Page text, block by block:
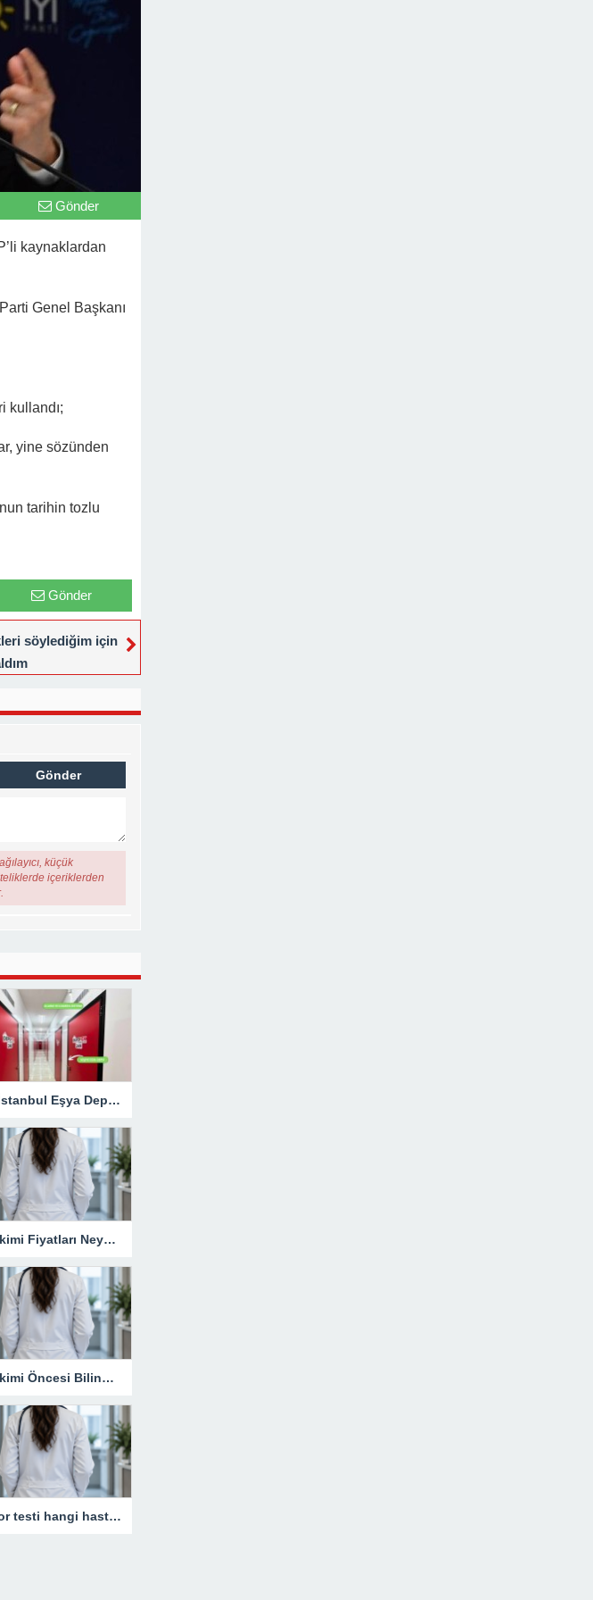
Gönder
kaynaklardan
Genel Başkanı
kullandı;
yine sözünden
tarihin tozlu
Gönder
söylediğim için
küçük
içeriklerden
2026 İstanbul Eşya Depolama Fiyatları: Güncel Ücret Rehberi
Saç Ekimi Fiyatları Neye Göre Değişir?
Saç Ekimi Öncesi Bilinmesi Gerekenler
Antikor testi hangi hastalıkların takibinde kullanılır?